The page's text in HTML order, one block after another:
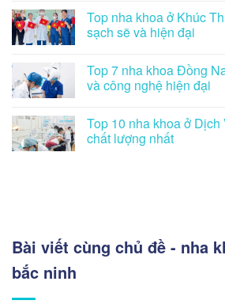
Top nha khoa ở Khúc
sạch sẽ và hiện đại
Top 7 nha khoa Đồng
và công nghệ hiện đại
Top 10 nha khoa ở Dịch
chất lượng nhất
Bài viết cùng chủ đề - nha
bắc ninh